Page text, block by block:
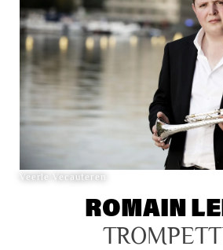
Veerle Vecauteren
ROMAIN